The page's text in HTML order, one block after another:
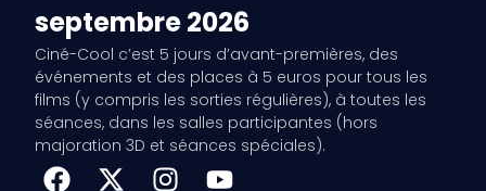
septembre 2026
Ciné-Cool c’est 5 jours d’avant-premières, des
événements et des places à 5 euros pour tous les
films (y compris les sorties régulières), à toutes les
séances, dans les salles participantes (hors
majoration 3D et séances spéciales).